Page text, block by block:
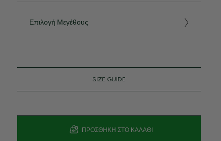
Επιλογή Μεγέθους
SIZE GUIDE
ΠΡΟΣΘΉΚΗ ΣΤΟ ΚΑΛΆΘΙ